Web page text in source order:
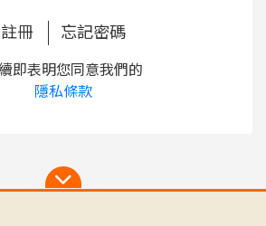
註冊 忘記密碼
即表明您同意我們的
隱私條款